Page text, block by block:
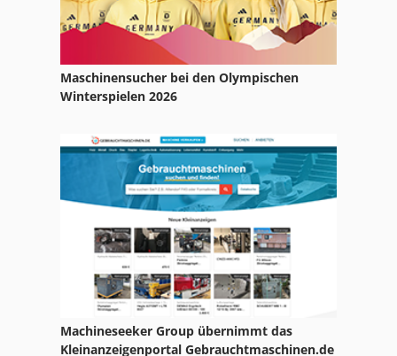
Maschinensucher bei den Olympischen
Winterspielen 2026
Machineseeker Group übernimmt das
Kleinanzeigenportal Gebrauchtmaschinen.de